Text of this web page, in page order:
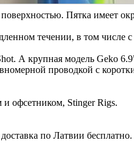
Пятка имеет
течении, в том числе
А крупная модель Geko
проводкой с
офсетником, Stinger Rigs.
по Латвии бесплатно.